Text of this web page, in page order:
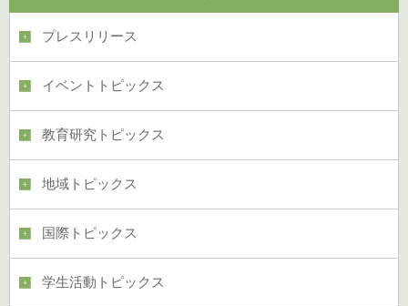
プレスリリース
イベントトピックス
教育研究トピックス
地域トピックス
国際トピックス
学生活動トピックス